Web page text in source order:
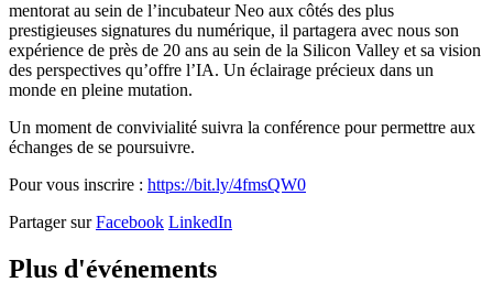
mentorat au sein de l’incubateur Neo aux côtés des plus
prestigieuses signatures du numérique, il partagera avec nous son
expérience de près de 20 ans au sein de la Silicon Valley et sa vision
des perspectives qu’offre l’IA. Un éclairage précieux dans un
monde en pleine mutation.
Un moment de convivialité suivra la conférence pour permettre aux
échanges de se poursuivre.
Pour vous inscrire : https://bit.ly/4fmsQW0
Partager sur Facebook LinkedIn
Plus d'événements